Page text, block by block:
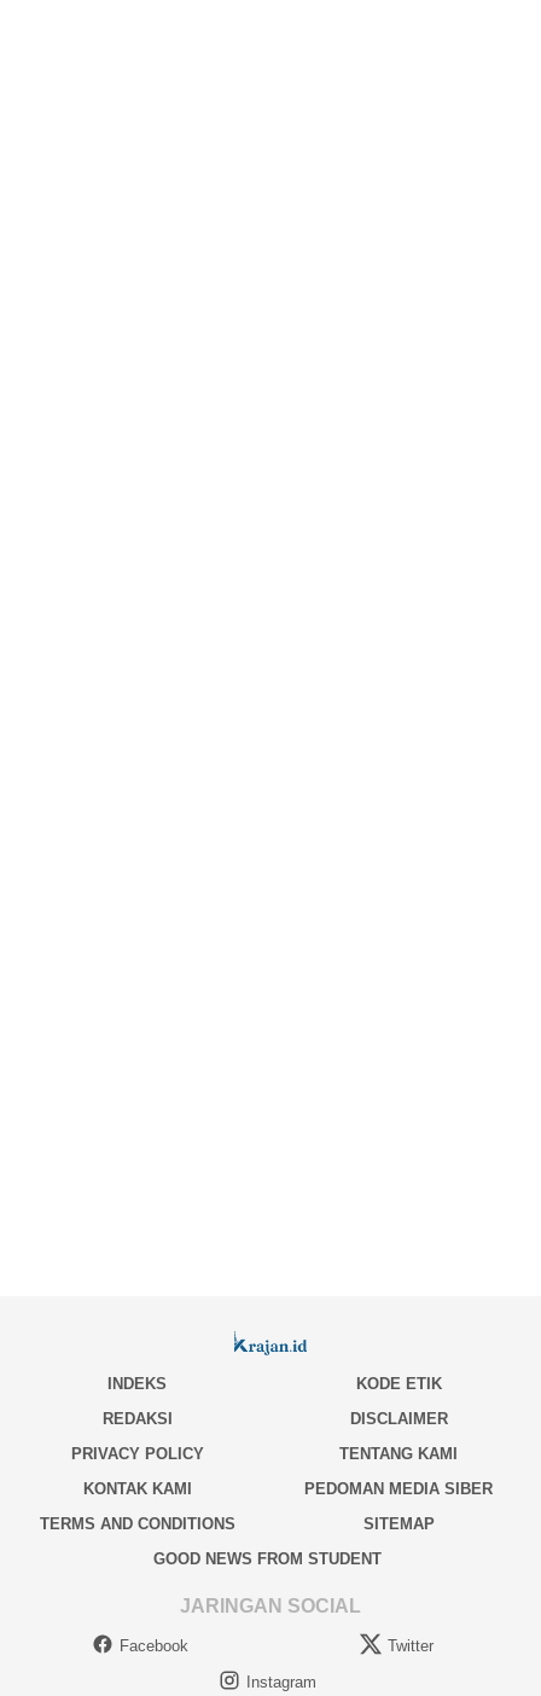
INDEKS
KODE ETIK
REDAKSI
DISCLAIMER
PRIVACY POLICY
TENTANG KAMI
KONTAK KAMI
PEDOMAN MEDIA SIBER
TERMS AND CONDITIONS
SITEMAP
GOOD NEWS FROM STUDENT
JARINGAN SOCIAL
Facebook
Twitter
Instagram